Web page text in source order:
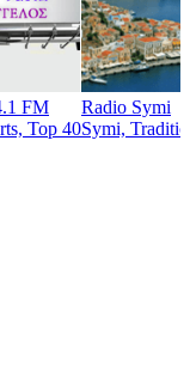
FM
Top 40
Radio Symi
Symi,